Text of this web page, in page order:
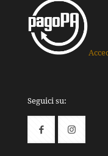
Seguici su: